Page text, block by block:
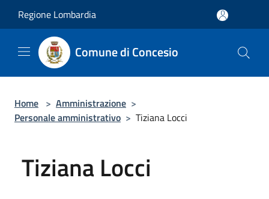
Regione Lombardia
Comune di Concesio
Home > Amministrazione >
Personale amministrativo > Tiziana Locci
Tiziana Locci